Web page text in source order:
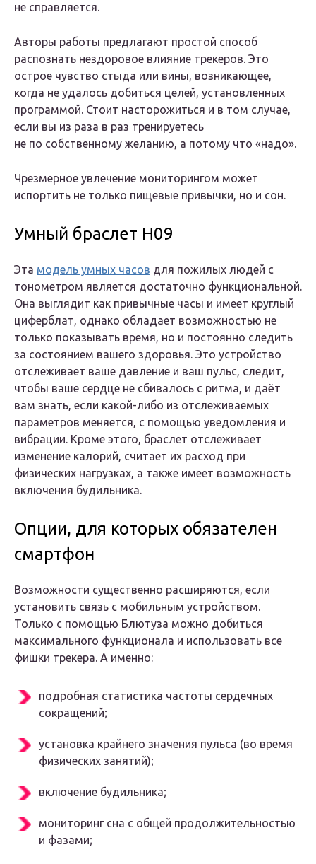
не справляется.
Авторы работы предлагают простой способ
распознать нездоровое влияние трекеров. Это
острое чувство стыда или вины, возникающее,
когда не удалось добиться целей, установленных
программой. Стоит насторожиться и в том случае,
если вы из раза в раз тренируетесь
не по собственному желанию, а потому что «надо».
Чрезмерное увлечение мониторингом может
испортить не только пищевые привычки, но и сон.
Умный браслет H09
Эта модель умных часов для пожилых людей с
тонометром является достаточно функциональной.
Она выглядит как привычные часы и имеет круглый
циферблат, однако обладает возможностью не
только показывать время, но и постоянно следить
за состоянием вашего здоровья. Это устройство
отслеживает ваше давление и ваш пульс, следит,
чтобы ваше сердце не сбивалось с ритма, и даёт
вам знать, если какой-либо из отслеживаемых
параметров меняется, с помощью уведомления и
вибрации. Кроме этого, браслет отслеживает
изменение калорий, считает их расход при
физических нагрузках, а также имеет возможность
включения будильника.
Опции, для которых обязателен
смартфон
Возможности существенно расширяются, если
установить связь с мобильным устройством.
Только с помощью Блютуза можно добиться
максимального функционала и использовать все
фишки трекера. А именно:
подробная статистика частоты сердечных
сокращений;
установка крайнего значения пульса (во время
физических занятий);
включение будильника;
мониторинг сна с общей продолжительностью
и фазами;